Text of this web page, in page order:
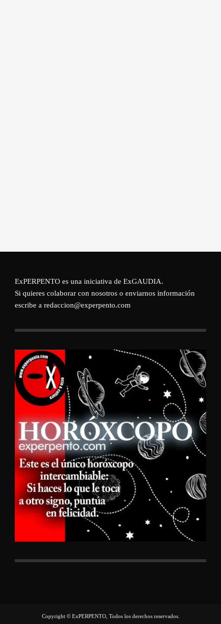
ExPERPENTO es una iniciativa de ExGAUDIA.
Si quieres colaborar con nosotros o enviarnos información
escribe a redaccion@experpento.com
Copyright © ExPERPENTO, Todos los derechos reservados.